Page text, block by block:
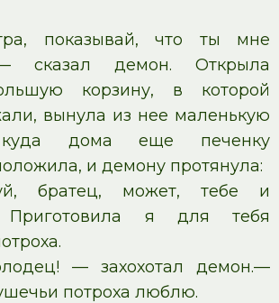
показывай, что ты мне
сказал демон. Открыла
корзину, в которой
вынула из нее маленькую
куда дома еще печенку
и демону протянула:
братец, может, тебе и
Приготовила я для тебя
— захохотал демон.—
потроха люблю.